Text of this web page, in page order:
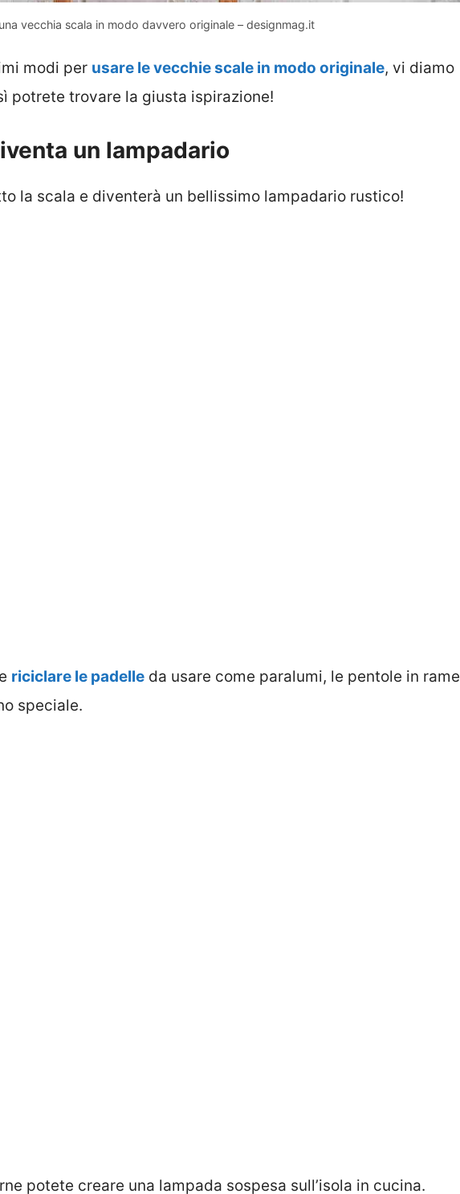
vecchia scala in modo davvero originale – designmag.it
modi per usare le vecchie scale in modo originale, vi diamo
potrete trovare la giusta ispirazione!
un lampadario
la scala e diventerà un bellissimo lampadario rustico!
riciclare le padelle da usare come paralumi, le pentole in rame
speciale.
potete creare una lampada sospesa sull’isola in cucina.